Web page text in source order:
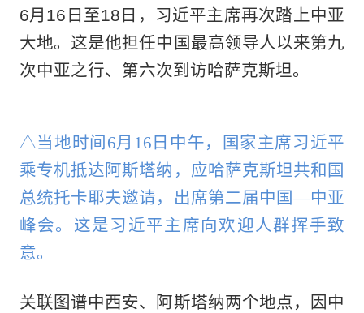
6月16日至18日，习近平主席再次踏上中亚
大地。这是他担任中国最高领导人以来第九
次中亚之行、第六次到访哈萨克斯坦。
△当地时间6月16日中午，国家主席习近平
乘专机抵达阿斯塔纳，应哈萨克斯坦共和国
总统托卡耶夫邀请，出席第二届中国—中亚
峰会。这是习近平主席向欢迎人群挥手致
意。
关联图谱中西安、阿斯塔纳两个地点，因中